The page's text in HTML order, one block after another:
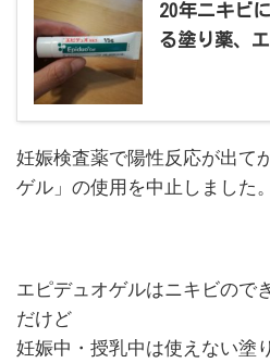
20年ニキビ
る塗り薬、
妊娠検査薬で陽性反応が出て
ゲル」の使用を中止しました。
エピデュオゲルはニキビので
だけど
妊娠中・授乳中は使えない塗